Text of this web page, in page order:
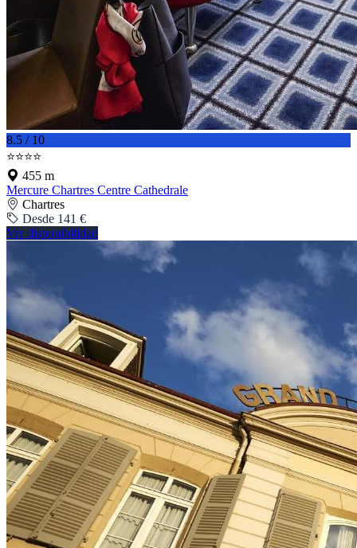
8.5 / 10
⭐⭐⭐⭐
455 m
Mercure Chartres Centre Cathedrale
Chartres
Desde 141 €
Ver disponibilidad